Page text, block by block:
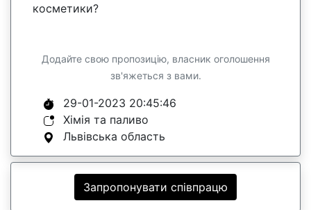
косметики?
Додайте свою пропозицію, власник оголошення
зв'яжеться з вами.
29-01-2023 20:45:46
Хімія та паливо
Львівська область
Запропонувати співпрацю